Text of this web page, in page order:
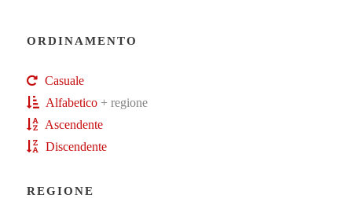
ORDINAMENTO
Casuale
Alfabetico + regione
Ascendente
Discendente
REGIONE